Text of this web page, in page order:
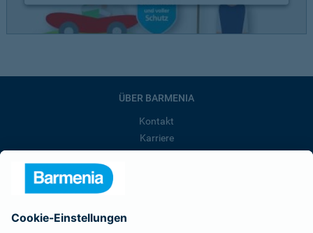
ÜBER BARMENIA
Kontakt
Karriere
Barmenia ist Teil der BarmeniaGothaer